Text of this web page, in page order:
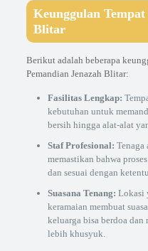
Keunggulan
Blitar
Berikut adalah beberapa
Pemandian Jenazah Blitar:
Fasilitas Lengkap:
kebutuhan untuk
bersih hingga alat-alat
Staf Profesional: Tenaga
memastikan bahwa
dan sesuai dengan
Suasana Tenang: Lokasi
keramaian membuat
keluarga bisa berdoa dan
lebih khusyuk.